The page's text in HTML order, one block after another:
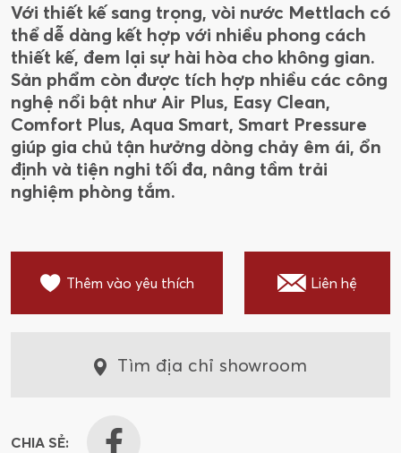
Với thiết kế sang trọng, vòi nước Mettlach có
thể dễ dàng kết hợp với nhiều phong cách
thiết kế, đem lại sự hài hòa cho không gian.
Sản phẩm còn được tích hợp nhiều các công
nghệ nổi bật như Air Plus, Easy Clean,
Comfort Plus, Aqua Smart, Smart Pressure
giúp gia chủ tận hưởng dòng chảy êm ái, ổn
định và tiện nghi tối đa, nâng tầm trải
nghiệm phòng tắm.
Thêm vào yêu thích Liên hệ
Tìm địa chỉ showroom
CHIA SẺ: